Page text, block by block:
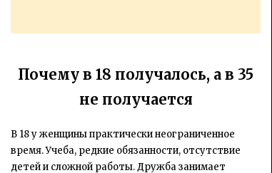
Почему в 18 получалось, а в 35
не получается
В 18 у женщины практически неограниченное
время. Учеба, редкие обязанности, отсутствие
детей и сложной работы. Дружба занимает